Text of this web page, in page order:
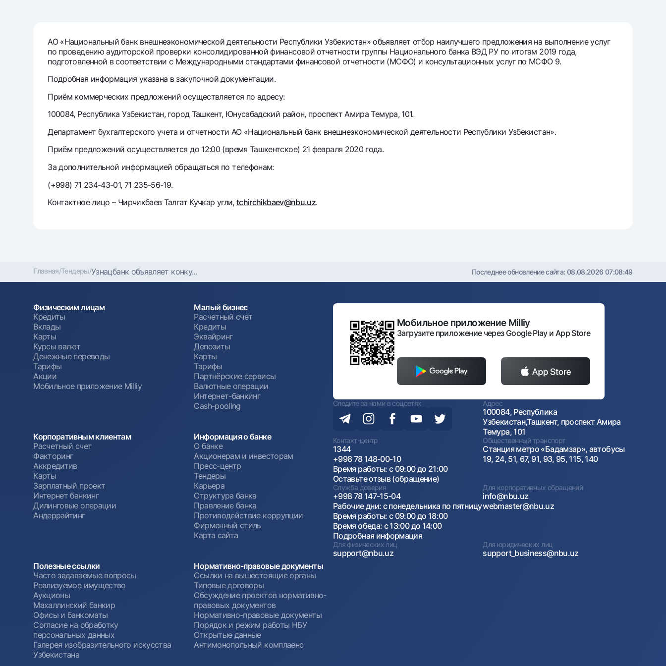
Тарифы
Акции
Мобильное приложение Milliy
Часто задаваемые вопросы
Ищите по сайту
Найти
Полезные ссылки
Следите за нами в соцсетях
АО «Национальный банк внешнеэкономической деятельности Республики Узбекистан» объявляет отбор наилучшего предложения на выполнение услуг
по проведению аудиторской проверки консолидированной финансовой отчетности группы Национального банка ВЭД РУ по итогам 2019 года,
подготовленной в соответствии с Международными стандартами финансовой отчетности (МСФО) и консультационных услуг по МСФО 9.
Подробная информация указана в закупочной документации.
Приём коммерческих предложений осуществляется по адресу:
100084, Республика Узбекистан, город Ташкент, Юнусабадский район, проспект Амира Темура, 101.
Департамент бухгалтерского учета и отчетности АО «Национальный банк внешнеэкономической деятельности Республики Узбекистан».
Приём предложений осуществляется до 12:00 (время Ташкентское) 21 февраля 2020 года.
За дополнительной информацией обращаться по телефонам:
(+998) 71 234-43-01, 71 235-56-19.
Контактное лицо – Чирчикбаев Талгат Кучкар угли, tchirchikbaev@nbu.uz.
Главная/Тендеры/Узнацбанк объявляет конку... Последнее обновление сайта: 08.08.2026 07:08:49
Физическим лицам
Кредиты
Вклады
Карты
Курсы валют
Денежные переводы
Тарифы
Акции
Мобильное приложение Milliy
Малый бизнес
Расчетный счет
Кредиты
Эквайринг
Депозиты
Карты
Тарифы
Партнёрские сервисы
Валютные операции
Интернет-банкинг
Cash-pooling
Корпоративным клиентам
Расчетный счет
Факторинг
Аккредитив
Карты
Зарплатный проект
Интернет банкинг
Дилинговые операции
Андеррайтинг
Информация о банке
О банке
Акционерам и инвесторам
Пресс-центр
Тендеры
Карьера
Структура банка
Правление банка
Противодействие коррупции
Фирменный стиль
Карта сайта
Полезные ссылки
Часто задаваемые вопросы
Реализуемое имущество
Аукционы
Махаллинский банкир
Офисы и банкоматы
Согласие на обработку
персональных данных
Галерея изобразительного искусства
Узбекистана
Нормативно-правовые документы
Ссылки на вышестоящие органы
Типовые договоры
Обсуждение проектов нормативно-
правовых документов
Нормативно-правовые документы
Порядок и режим работы НБУ
Открытые данные
Антимонопольный комплаенс
Мобильное приложение Milliy
Загрузите приложение через Google Play и App Store
Следите за нами в соцсетях Адрес
100084, Республика
Узбекистан,Ташкент, проспект Амира
Темура, 101
Контакт-центр
1344
+998 78 148-00-10
Время работы: с 09:00 до 21:00
Оставьте отзыв (обращение)
Общественный транспорт
Станция метро «Бадамзар», автобусы
19, 24, 51, 67, 91, 93, 95, 115, 140
Служба доверия
+998 78 147-15-04
Рабочие дни: с понедельника по пятницу
Время работы: с 09:00 до 18:00
Время обеда: с 13:00 до 14:00
Подробная информация
Для корпоративных обращений
info@nbu.uz
webmaster@nbu.uz
Для физических лиц
support@nbu.uz
Для юридических лиц
support_business@nbu.uz